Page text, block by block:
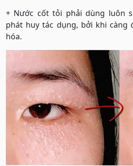
+ Nước cốt tỏi phải dùng luôn
phát huy tác dụng, bởi khi càng
hóa.